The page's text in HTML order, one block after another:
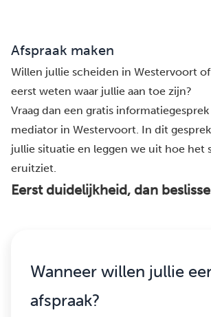
Afspraak maken
Willen jullie scheiden in Westervoort
eerst weten waar jullie aan toe zijn?
Vraag dan een gratis
mediator in Westervoort. In dit
jullie situatie en leggen we uit hoe het
eruitziet.
Eerst duidelijkheid, dan
Wanneer willen jullie
afspraak?